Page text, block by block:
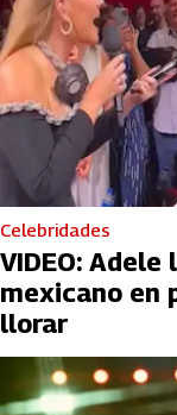
Celebridades
VIDEO:
mexicano en
llorar